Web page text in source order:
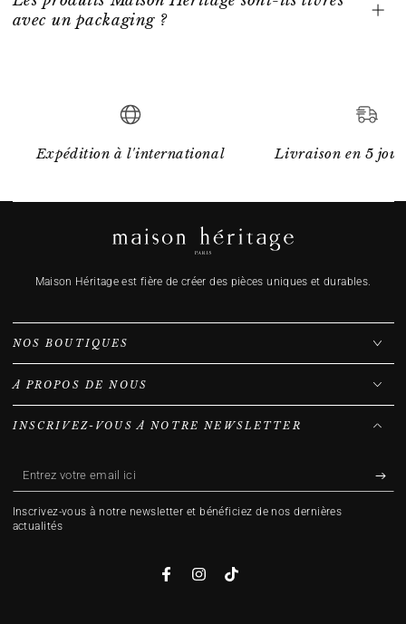
avec un packaging ?
Expédition à l'international Livraison en 5
Maison Héritage est fière de créer des pièces uniques et durables.
NOS BOUTIQUES
À PROPOS DE NOUS
INSCRIVEZ-VOUS À NOTRE NEWSLETTER
Entrez
votre
email
Inscrivez-vous à notre newsletter et bénéficiez de nos dernières
actualités
FacebookInstagramTikTok